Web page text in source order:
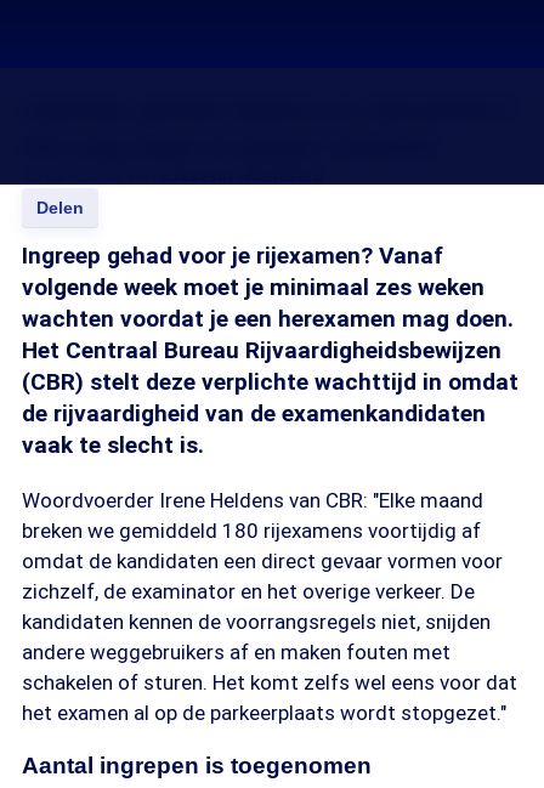
Delen
Ingreep gehad voor je rijexamen? Vanaf
volgende week moet je minimaal zes weken
wachten voordat je een herexamen mag doen.
Het Centraal Bureau Rijvaardigheidsbewijzen
(CBR) stelt deze verplichte wachttijd in omdat
de rijvaardigheid van de examenkandidaten
vaak te slecht is.
Woordvoerder Irene Heldens van CBR: "Elke maand
breken we gemiddeld 180 rijexamens voortijdig af
omdat de kandidaten een direct gevaar vormen voor
zichzelf, de examinator en het overige verkeer. De
kandidaten kennen de voorrangsregels niet, snijden
andere weggebruikers af en maken fouten met
schakelen of sturen. Het komt zelfs wel eens voor dat
het examen al op de parkeerplaats wordt stopgezet."
Aantal ingrepen is toegenomen